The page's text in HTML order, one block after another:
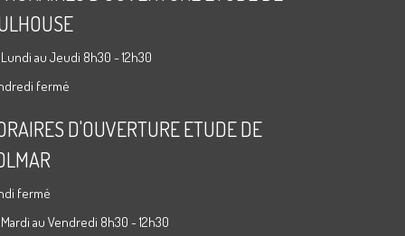
au Jeudi 8h30 - 12h30
fermé
D'OUVERTURE ETUDE DE
fermé
au Vendredi 8h30 - 12h30